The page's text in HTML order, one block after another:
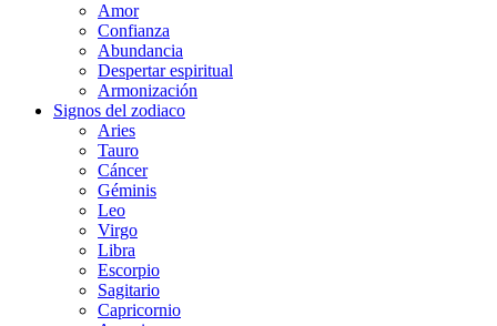
Amor
Confianza
Abundancia
Despertar espiritual
Armonización
Signos del zodiaco
Aries
Tauro
Cáncer
Géminis
Leo
Virgo
Libra
Escorpio
Sagitario
Capricornio